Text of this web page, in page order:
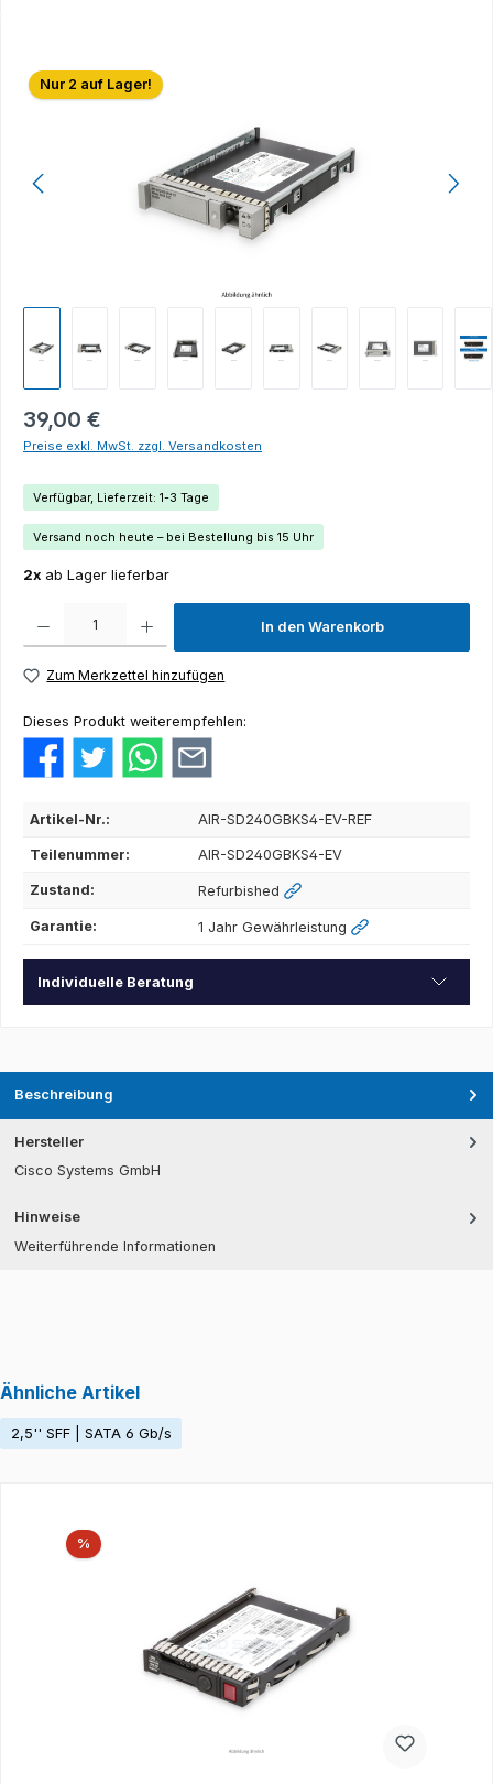
Bildergalerie überspringen
Nur 2 auf Lager!
39,00 €
Preise exkl. MwSt. zzgl. Versandkosten
Verfügbar, Lieferzeit: 1-3 Tage
Versand noch heute – bei Bestellung bis 15 Uhr
2x ab Lager lieferbar
Produkt Anzahl: Gib den gewünschten Wert ein oder benutze die Schaltflächen um die
In den Warenkorb
Zum Merkzettel hinzufügen
Dieses Produkt weiterempfehlen:
Artikel-Nr.: AIR-SD240GBKS4-EV-REF
Teilenummer: AIR-SD240GBKS4-EV
Zustand: Refurbished
Garantie: 1 Jahr Gewährleistung
Individuelle Beratung
Beschreibung
Hersteller
Cisco Systems GmbH
Hinweise
Weiterführende Informationen
Ähnliche Artikel
2,5'' SFF | SATA 6 Gb/s
%Rabatt